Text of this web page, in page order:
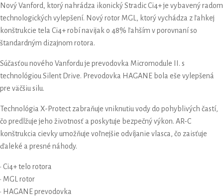
Nový Vanford, ktorý nahrádza ikonický Stradic Ci4+ je vybavený radom
technologických vylepšení. Nový rotor MGL, ktorý vychádza z ľahkej
konštrukcie tela Ci4+ robí navijak o 48% ľahším v porovnaní so
štandardným dizajnom rotora.
Súčasťou nového Vanfordu je prevodovka Micromodule II. s
technológiou Silent Drive. Prevodovka HAGANE bola eše vylepšená
pre väčšiu silu.
Technológia X-Protect zabraňuje vniknutiu vody do pohyblivých častí,
čo predlžuje jeho životnosť a poskytuje bezpečný výkon. AR-C
konštrukcia cievky umožňuje voľnejšie odvíjanie vlasca, čo zaisťuje
ďaleké a presné náhody.
• Ci4+ telo rotora
• MGL rotor
• HAGANE prevodovka